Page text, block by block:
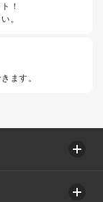
！
。
ます。